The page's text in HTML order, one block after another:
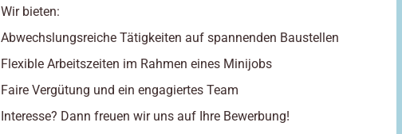
Wir bieten:
Abwechslungsreiche Tätigkeiten auf spannenden Baustellen
Flexible Arbeitszeiten im Rahmen eines Minijobs
Faire Vergütung und ein engagiertes Team
Interesse? Dann freuen wir uns auf Ihre Bewerbung!